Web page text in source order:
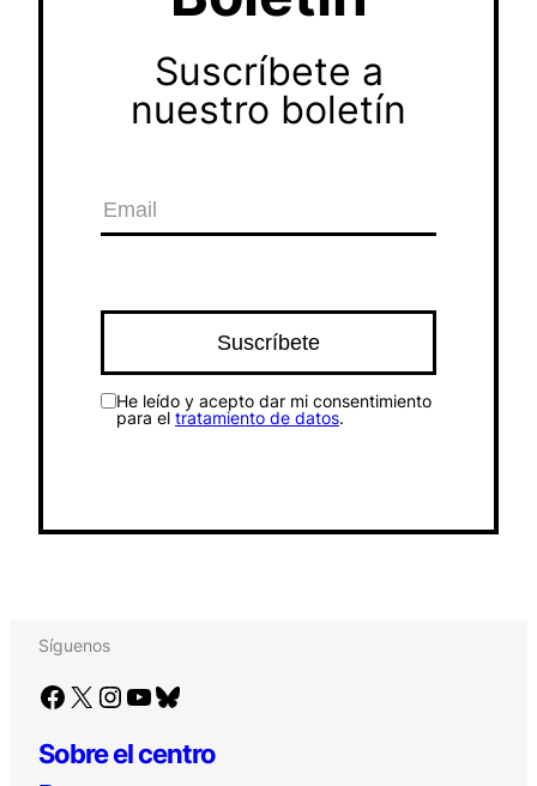
Suscríbete a
nuestro boletín
He leído y acepto dar mi consentimiento
para el tratamiento de datos.
Síguenos
Facebook X Instagram YouTube Bluesky
Sobre el centro